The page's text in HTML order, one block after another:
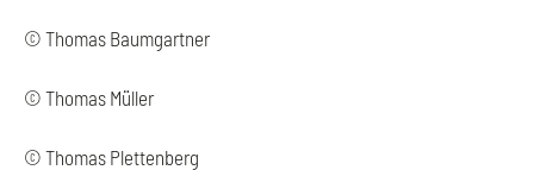
© Thomas Baumgartner
© Thomas Müller
© Thomas Plettenberg